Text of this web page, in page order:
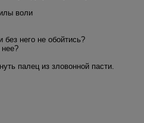
воли
него не обойтись?
палец из зловонной пасти.